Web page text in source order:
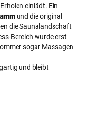
einlädt. Ein
und die original
die Saunalandschaft
Bereich wurde erst
sogar Massagen
und bleibt